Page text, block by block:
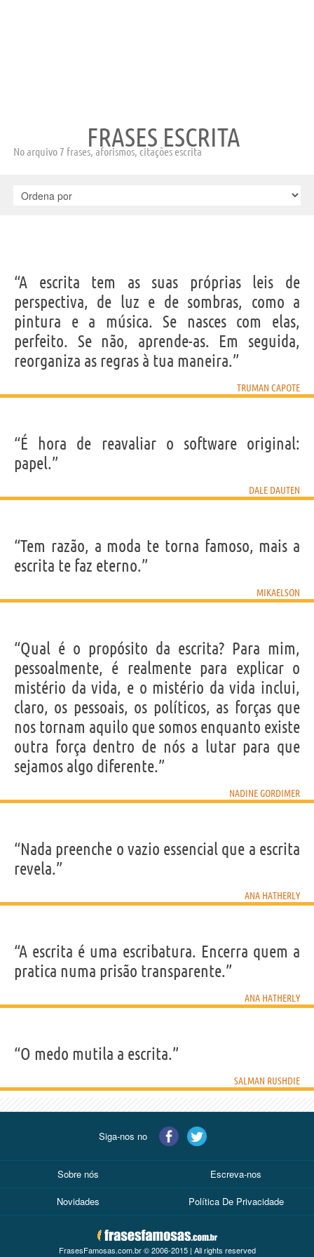
FRASES ESCRITA
No arquivo 7 frases, aforismos, citações escrita
“A escrita tem as suas próprias leis de
perspectiva, de luz e de sombras, como a
pintura e a música. Se nasces com elas,
perfeito. Se não, aprende-as. Em seguida,
reorganiza as regras à tua maneira.”
TRUMAN CAPOTE
“É hora de reavaliar o software original:
papel.”
DALE DAUTEN
“Tem razão, a moda te torna famoso, mais a
escrita te faz eterno.”
MIKAELSON
“Qual é o propósito da escrita? Para mim,
pessoalmente, é realmente para explicar o
mistério da vida, e o mistério da vida inclui,
claro, os pessoais, os políticos, as forças que
nos tornam aquilo que somos enquanto existe
outra força dentro de nós a lutar para que
sejamos algo diferente.”
NADINE GORDIMER
“Nada preenche o vazio essencial que a escrita
revela.”
ANA HATHERLY
“A escrita é uma escribatura. Encerra quem a
pratica numa prisão transparente.”
ANA HATHERLY
“O medo mutila a escrita.”
SALMAN RUSHDIE
Siga-nos no
Sobre nós Escreva-nos
Novidades Política De Privacidade
FrasesFamosas.com.br © 2006-2015 | All rights reserved